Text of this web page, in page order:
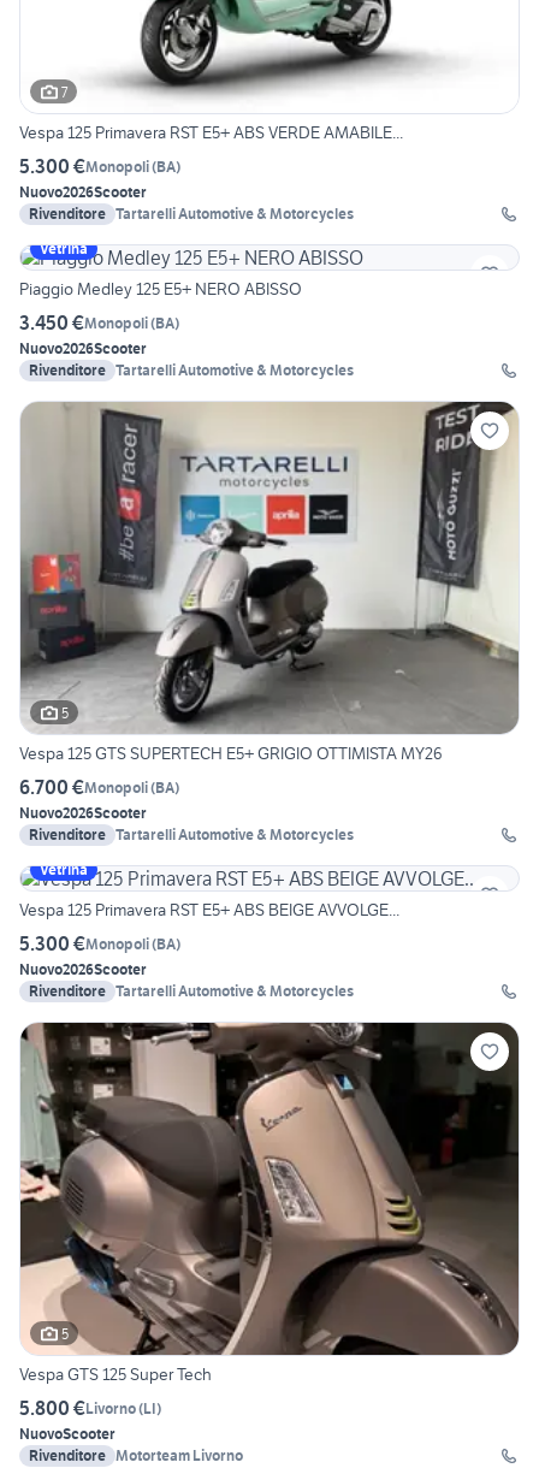
7
Vespa 125 Primavera RST E5+ ABS VERDE AMABILE...
5.300 €Monopoli(BA)
Nuovo2026Scooter
Rivenditore Tartarelli Automotive & Motorcycles
Vetrina
Piaggio Medley 125 E5+ NERO ABISSO
3.450 €Monopoli(BA)
Nuovo2026Scooter
Rivenditore Tartarelli Automotive & Motorcycles
5
Vespa 125 GTS SUPERTECH E5+ GRIGIO OTTIMISTA MY26
6.700 €Monopoli(BA)
Nuovo2026Scooter
Rivenditore Tartarelli Automotive & Motorcycles
Vetrina
Vespa 125 Primavera RST E5+ ABS BEIGE AVVOLGE...
5.300 €Monopoli(BA)
Nuovo2026Scooter
Rivenditore Tartarelli Automotive & Motorcycles
5
Vespa GTS 125 Super Tech
5.800 €Livorno(LI)
NuovoScooter
Rivenditore Motorteam Livorno